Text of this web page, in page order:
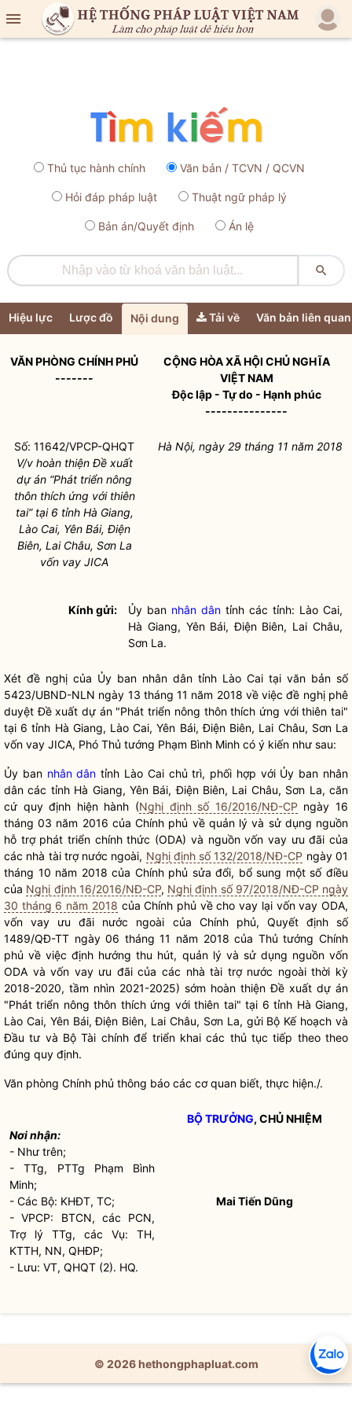

Thủ tục hành chính Văn bản / TCVN / QCVN
Hỏi đáp pháp luật Thuật ngữ pháp lý
Bản án/Quyết định Án lệ

Hiệu lực Lược đồ Nội dung Tải về Văn bản liên quan
VĂN PHÒNG CHÍNH PHỦ
-------
CỘNG HÒA XÃ HỘI CHỦ NGHĨA
VIỆT NAM
Độc lập - Tự do - Hạnh phúc
---------------
Số: 11642/VPCP-QHQT
V/v hoàn thiện Đề xuất
dự án “Phát triển nông
thôn thích ứng với thiên
tai”tại 6 tỉnh Hà Giang,
Lào Cai, Yên Bái, Điện
Biên, Lai Châu, Sơn La
vốn vay JICA
Hà Nội, ngày 29tháng 11 năm 2018
Kính gửi: Ủy ban nhân dân tỉnh các tỉnh: Lào Cai,
Hà Giang, Yên Bái, Điện Biên, Lai Châu,
Sơn La.
Xét đề nghị của Ủy ban nhân dân tỉnh Lào Cai tại văn bản số
5423/UBND-NLN ngày 13 tháng 11 năm 2018 về việc đề nghị phê
duyệt Đề xuất dự án "Phát triển nông thôn thích ứng với thiên tai"
tại 6 tỉnh Hà Giang, Lào Cai, Yên Bái, Điện Biên, Lai Châu, Sơn La
vốn vay JICA, Phó Thủ tướng Phạm Bình Minh có ý kiến như sau:
Ủy ban nhân dân tỉnh Lào Cai chủ trì, phối hợp với Ủy ban nhân
dân các tỉnh Hà Giang, Yên Bái, Điện Biên, Lai Châu, Sơn La, căn
cứ quy định hiện hành (Nghị định số 16/2016/NĐ-CP ngày 16
tháng 03 năm 2016 của Chính phủ về quản lý và sử dụng nguồn
hỗ trợ phát triển chính thức (ODA) và nguồn vốn vay ưu đãi của
các nhà tài trợ nước ngoài, Nghị định số 132/2018/NĐ-CP ngày 01
tháng 10 năm 2018 của Chính phủ sửa đổi, bổ sung một số điều
của Nghị định 16/2016/NĐ-CP, Nghị định số 97/2018/NĐ-CP ngày
30 tháng 6 năm 2018 của Chính phủ về cho vay lại vốn vay ODA,
vốn vay ưu đãi nước ngoài của Chính phủ, Quyết định số
1489/QĐ-TT ngày 06 tháng 11 năm 2018 của Thủ tướng Chính
phủ về việc định hướng thu hút, quản lý và sử dụng nguồn vốn
ODA và vốn vay ưu đãi của các nhà tài trợ nước ngoài thời kỳ
2018-2020, tầm nhìn 2021-2025) sớm hoàn thiện Đề xuất dự án
"Phát triển nông thôn thích ứng với thiên tai" tại 6 tỉnh Hà Giang,
Lào Cai, Yên Bái, Điện Biên, Lai Châu, Sơn La, gửi Bộ Kế hoạch và
Đầu tư và Bộ Tài chính để triển khai các thủ tục tiếp theo theo
đúng quy định.
Văn phòng Chính phủ thông báo các cơ quan biết, thực hiện./.
Nơi nhận:
- Như trên;
- TTg, PTTg Phạm Bình
Minh;
- Các Bộ: KHĐT, TC;
- VPCP: BTCN, các PCN,
Trợ lý TTg, các Vụ: TH,
KTTH, NN, QHĐP;
- Lưu: VT, QHQT (2). HQ.
BỘ TRƯỞNG, CHỦ NHIỆM
Mai Tiến Dũng
© 2026 hethongphapluat.com